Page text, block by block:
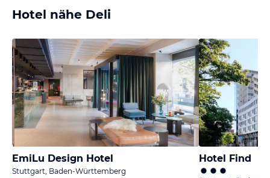
Hotel nähe Deli
EmiLu Design Hotel
Stuttgart, Baden-Württemberg
Hotel Find